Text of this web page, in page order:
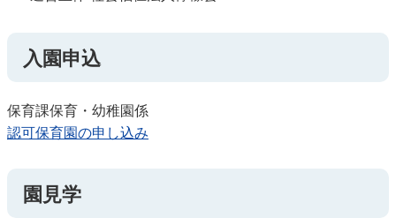
入園申込
保育課保育・幼稚園係
認可保育園の申し込み
園見学